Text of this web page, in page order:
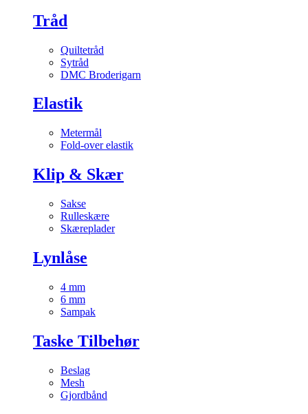
Tråd
Quiltetråd
Sytråd
DMC Broderigarn
Elastik
Metermål
Fold-over elastik
Klip & Skær
Sakse
Rulleskære
Skæreplader
Lynlåse
4 mm
6 mm
Sampak
Taske Tilbehør
Beslag
Mesh
Gjordbånd